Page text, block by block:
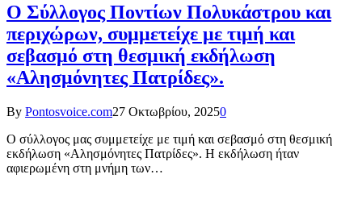
Ο Σύλλογος Ποντίων Πολυκάστρου και
περιχώρων, συμμετείχε με τιμή και
σεβασμό στη θεσμική εκδήλωση
«Αλησμόνητες Πατρίδες».
By Pontosvoice.com27 Οκτωβρίου, 20250
Ο σύλλογος μας συμμετείχε με τιμή και σεβασμό στη θεσμική
εκδήλωση «Αλησμόνητες Πατρίδες». Η εκδήλωση ήταν
αφιερωμένη στη μνήμη των…